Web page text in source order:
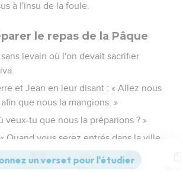
à l'insu de la foule.
le repas de la Pâque
levain où l'on devait sacrifier
et Jean en leur disant : « Allez nous
que nous la mangions. »
veux-tu que nous la préparions ? »
Quand vous serez entrés dans la ville,
homme qui porte une cruche d'eau ;
où il entrera
Commentaires Strong